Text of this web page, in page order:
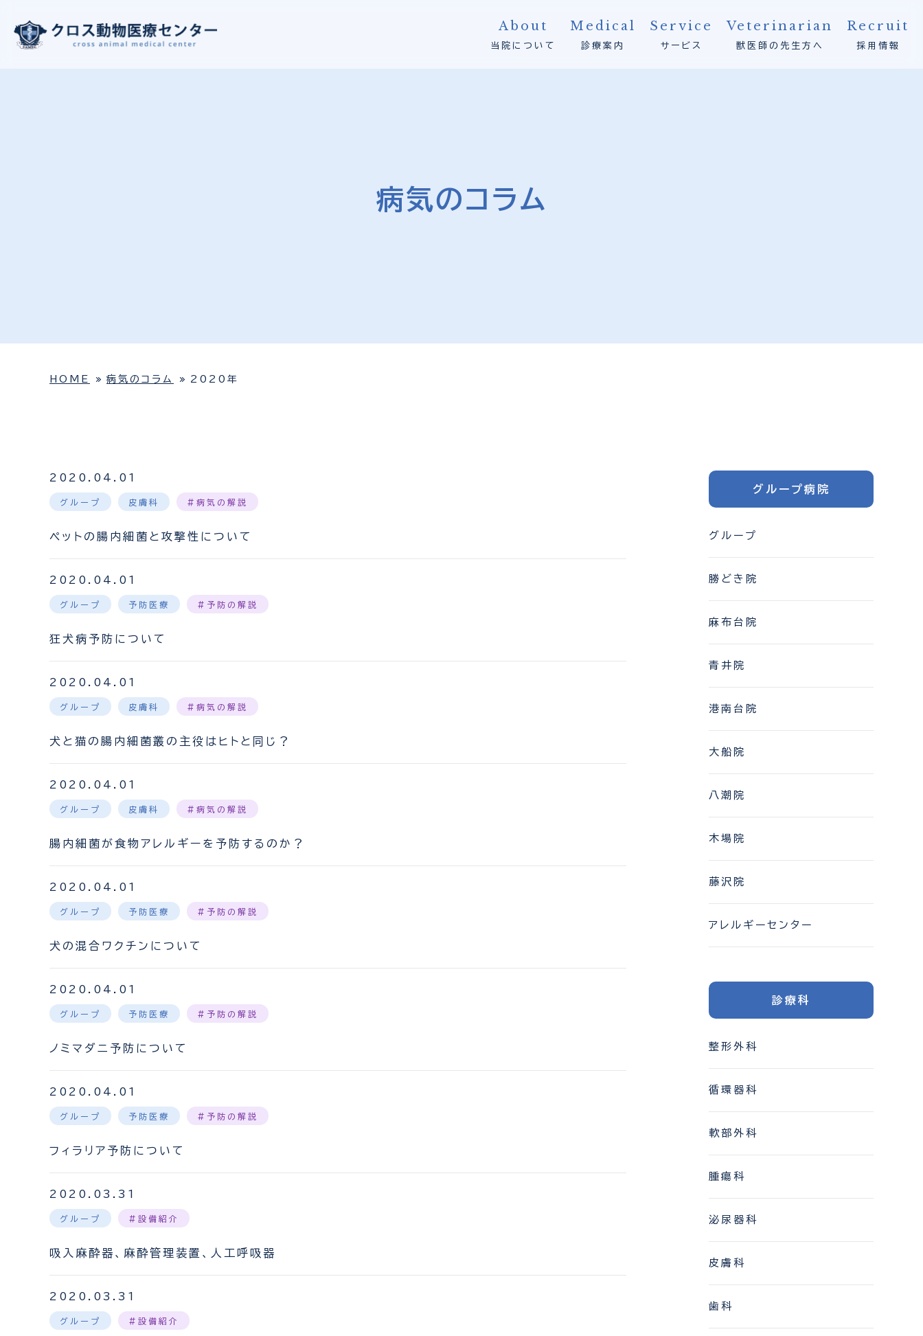
About
当院について
Medical
診療案内
Service
サービス
Veterinarian
獣医師の先生方へ
Recruit
採用情報
病気のコラム
HOME 病気のコラム 2020年
2020.04.01
グループ 皮膚科 #病気の解説
ペットの腸内細菌と攻撃性について
2020.04.01
グループ 予防医療 #予防の解説
狂犬病予防について
2020.04.01
グループ 皮膚科 #病気の解説
犬と猫の腸内細菌叢の主役はヒトと同じ？
2020.04.01
グループ 皮膚科 #病気の解説
腸内細菌が食物アレルギーを予防するのか？
2020.04.01
グループ 予防医療 #予防の解説
犬の混合ワクチンについて
2020.04.01
グループ 予防医療 #予防の解説
ノミマダニ予防について
2020.04.01
グループ 予防医療 #予防の解説
フィラリア予防について
2020.03.31
グループ #設備紹介
吸入麻酔器、麻酔管理装置、人工呼吸器
2020.03.31
グループ #設備紹介
グループ病院
グループ
勝どき院
麻布台院
青井院
港南台院
大船院
八潮院
木場院
藤沢院
アレルギーセンター
診療科
整形外科
循環器科
軟部外科
腫瘍科
泌尿器科
皮膚科
歯科